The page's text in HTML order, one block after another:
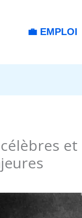
💼 EMPLOI